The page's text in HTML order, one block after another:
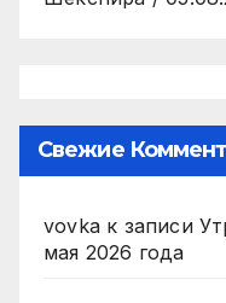
Свежие
vovka к записи
мая 2026 года